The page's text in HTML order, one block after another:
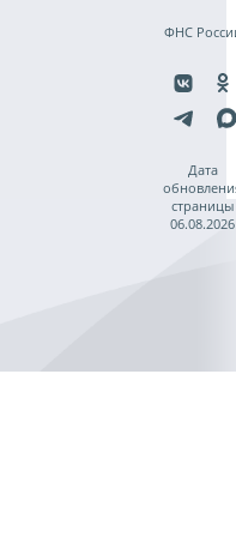
ФНС
Дата
страницы
06.08.2026